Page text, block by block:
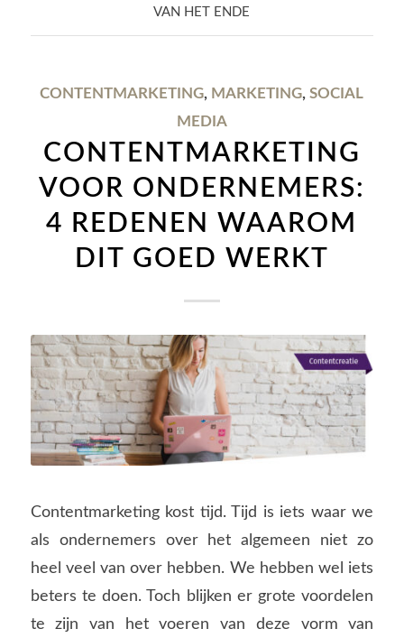
VAN HET ENDE
CONTENTMARKETING, MARKETING,SOCIAL
MEDIA
CONTENTMARKETING
VOOR ONDERNEMERS:
4 REDENEN WAAROM
DIT GOED WERKT
Contentmarketing kost tijd. Tijd is iets waar we
als ondernemers over het algemeen niet zo
heel veel van over hebben. We hebben wel iets
beters te doen. Toch blijken er grote voordelen
te zijn van het voeren van deze vorm van